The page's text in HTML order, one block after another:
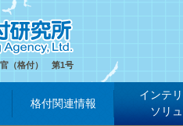
官（格付） 第1号
格付関連情報
インテ
ソリ